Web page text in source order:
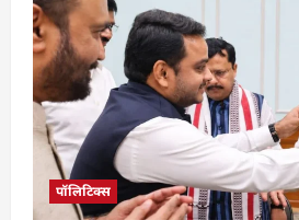
पॉलिटिक्स